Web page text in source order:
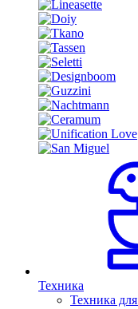
Техника
Техника